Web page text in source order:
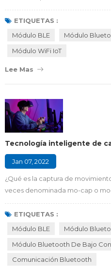
tuvo que llamar a su cónyuge al
una llave de repuesto, es
cerraduras inteligentes en su
BLE o el módulo Wi-Fi ,...
ETIQUETAS :
Módulo BLE
Módulo
Módulo WiFi IoT
Lee Mas
Tecnología inteligente de
Jan 07, 2022
¿Qué es la captura de
veces denominada mo-cap o
proceso de registrar el
utiliza en aplicaciones militares,
médicas y para la validación de
de los actores y usar...
ETIQUETAS :
Módulo BLE
Módulo
Módulo Bluetooth De Bajo
Comunicación Bluetooth